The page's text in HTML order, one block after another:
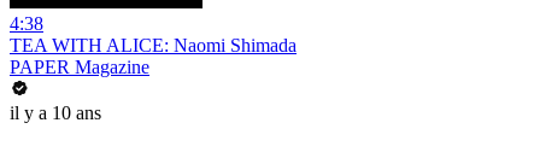
4:38
TEA WITH ALICE: Naomi Shimada
PAPER Magazine
il y a 10 ans